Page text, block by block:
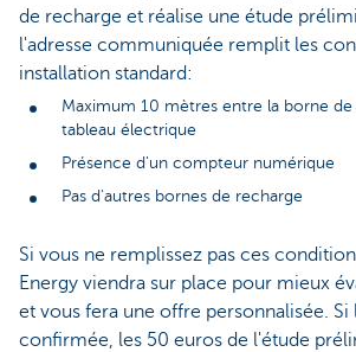
de recharge et réalise une étude
l'adresse communiquée remplit les
installation standard:
Maximum 10 mètres entre la borne
tableau électrique
Présence d'un compteur numérique
Pas d'autres bornes de recharge
Si vous ne remplissez pas ces
Energy viendra sur place pour mieux
et vous fera une offre personnalisée.
confirmée, les 50 euros de l'étude